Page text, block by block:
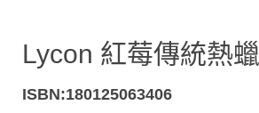
Lycon 紅莓傳統熱蠟
ISBN:180125063406